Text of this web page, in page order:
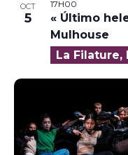
OCT
5
17H00
« Último
Mulhouse
La Filature,